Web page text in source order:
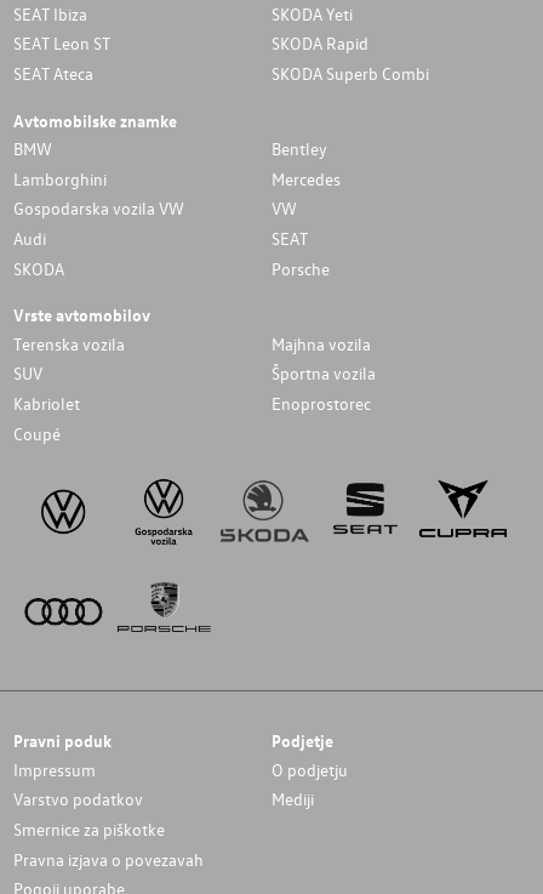
SEAT Ibiza
SEAT Leon ST
SEAT Ateca
SKODA Yeti
SKODA Rapid
SKODA Superb Combi
Avtomobilske znamke
BMW
Bentley
Lamborghini
Mercedes
Gospodarska vozila VW
VW
Audi
SEAT
SKODA
Porsche
Vrste avtomobilov
Terenska vozila
Majhna vozila
SUV
Športna vozila
Kabriolet
Enoprostorec
Coupé
Pravni poduk
Impressum
Varstvo podatkov
Smernice za piškotke
Pravna izjava o povezavah
Pogoji uporabe
Podjetje
O podjetju
Mediji